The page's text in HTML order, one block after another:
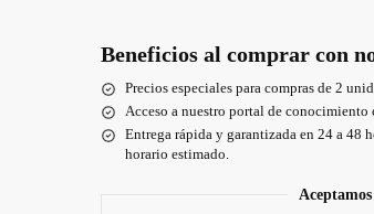
Beneficios al comprar con
Precios especiales para compras de 2
Acceso a nuestro portal de
Entrega rápida y garantizada en 24 a 48
horario estimado.